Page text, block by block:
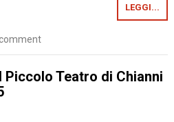
LEGGI...
comment
Piccolo Teatro di Chianni